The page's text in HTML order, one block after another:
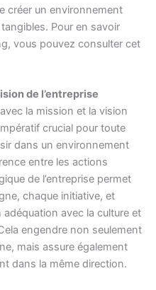
créer un environnement
Pour en savoir
vous pouvez consulter cet
de l’entreprise
la mission et la vision
crucial pour toute
dans un environnement
entre les actions
de l’entreprise permet
chaque initiative, et
avec la culture et
engendre non seulement
mais assure également
dans la même direction.